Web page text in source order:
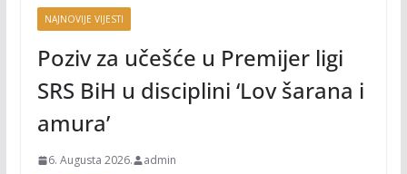
NAJNOVIJE VIJESTI
Poziv za učešće u Premijer ligi
SRS BiH u disciplini ‘Lov šarana i
amura’
6. Augusta 2026. admin